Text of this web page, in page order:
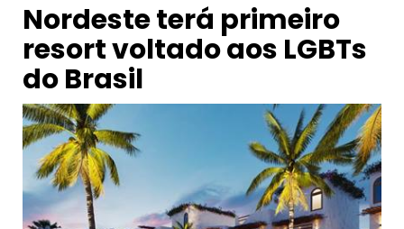
Nordeste terá primeiro
resort voltado aos LGBTs
do Brasil